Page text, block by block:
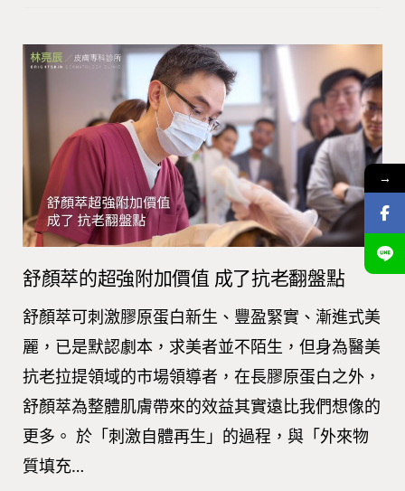
舒顏萃的超強附加價值 成了抗老翻盤點
舒顏萃可刺激膠原蛋白新生、豐盈緊實、漸進式美
麗，已是默認劇本，求美者並不陌生，但身為醫美
抗老拉提領域的市場領導者，在長膠原蛋白之外，
舒顏萃為整體肌膚帶來的效益其實遠比我們想像的
更多。 於「刺激自體再生」的過程，與「外來物
質填充…
→